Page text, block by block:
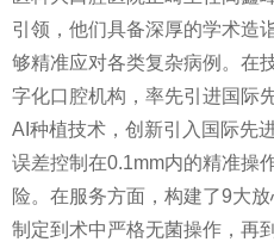
引领，他们具备深厚的学术造
够精准应对各类复杂病例。在
字化口腔机构，率先引进国际
AI种植技术，创新引入国际先
误差控制在0.1mm内的精准操
险。在服务方面，构建了9大
制定到术中严格无菌操作，再